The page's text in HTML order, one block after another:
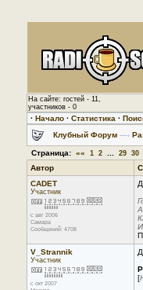
На сайте: гостей - 11,
участников - 0
· Начало · Статистика ·
Клубный Форум —›
Страница: «« 1 2 29 30
Автор
CADET
Участник
с авг 2006
Самара
Сообщений: 4708
V_Strannik
Участник
с окт 2007
[